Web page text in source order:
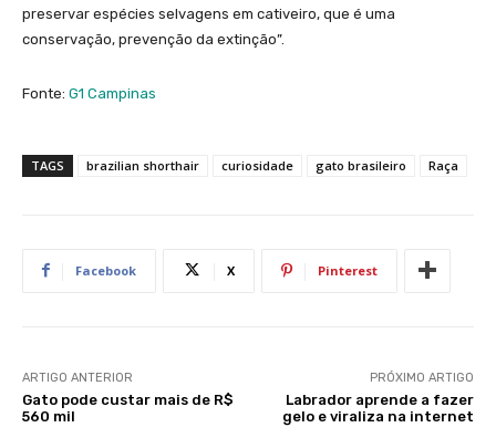
preservar espécies selvagens em cativeiro, que é uma
conservação, prevenção da extinção”.
Fonte: G1 Campinas
TAGS brazilian shorthair curiosidade gato brasileiro Raça
Facebook X Pinterest
ARTIGO ANTERIOR
Gato pode custar mais de R$
560 mil
PRÓXIMO ARTIGO
Labrador aprende a fazer
gelo e viraliza na internet